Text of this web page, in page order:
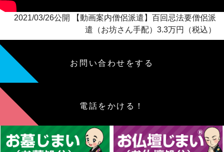
2021/03/26公開 【動画案内僧侶派遣】百回忌法要僧侶派
遣（お坊さん手配）3.3万円（税込）
お問い合わせをする
電話をかける！